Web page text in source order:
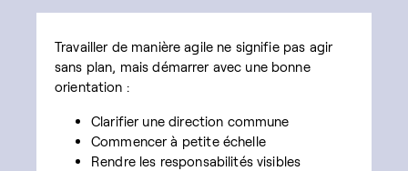
Travailler de manière agile ne signifie pas agir
sans plan, mais démarrer avec une bonne
orientation :
Clarifier une direction commune
Commencer à petite échelle
Rendre les responsabilités visibles